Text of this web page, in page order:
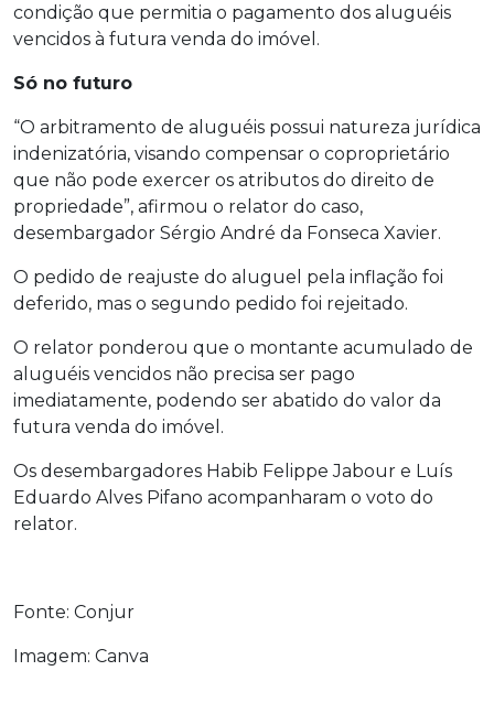
condição que permitia o pagamento dos aluguéis
vencidos à futura venda do imóvel.
Só no futuro
“O arbitramento de aluguéis possui natureza jurídica
indenizatória, visando compensar o coproprietário
que não pode exercer os atributos do direito de
propriedade”, afirmou o relator do caso,
desembargador Sérgio André da Fonseca Xavier.
O pedido de reajuste do aluguel pela inflação foi
deferido, mas o segundo pedido foi rejeitado.
O relator ponderou que o montante acumulado de
aluguéis vencidos não precisa ser pago
imediatamente, podendo ser abatido do valor da
futura venda do imóvel.
Os desembargadores Habib Felippe Jabour e Luís
Eduardo Alves Pifano acompanharam o voto do
relator.
Fonte: Conjur
Imagem: Canva